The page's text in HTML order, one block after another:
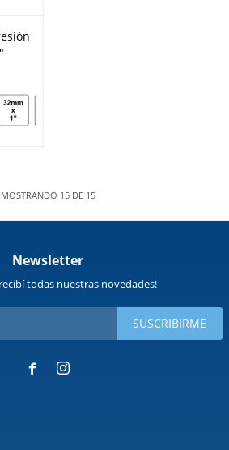
MOSTRANDO 15DE 15
Newsletter
todas nuestras novedades!
SUSCRIBIRME
 